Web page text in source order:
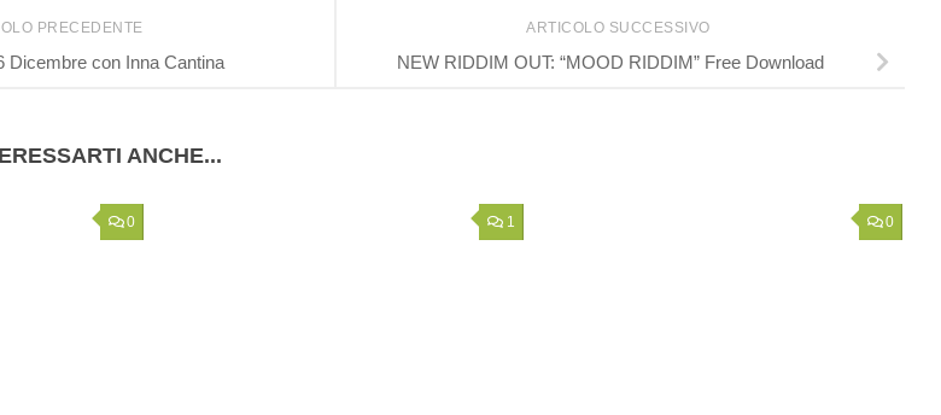
ARTICOLO SUCCESSIVO
NEW RIDDIM OUT: “MOOD RIDDIM” Free Download
PRECEDENTE
Dicembre con Inna Cantina
ANCHE...
0 1 0